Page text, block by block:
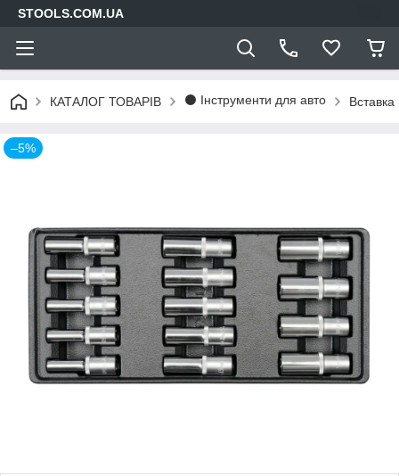
STOOLS.COM.UA
КАТАЛОГ ТОВАРІВ ⚫ Інструменти для авто
–5%